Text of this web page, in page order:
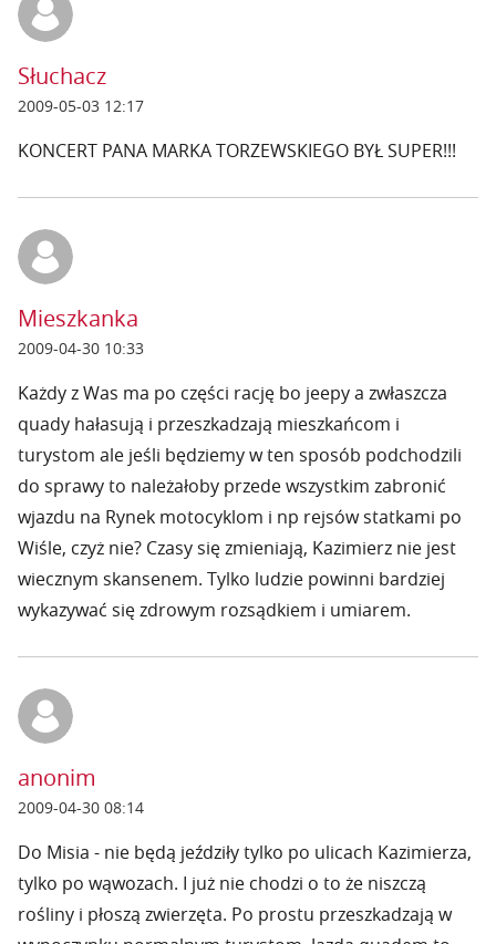
Słuchacz
2009-05-03 12:17
KONCERT PANA MARKA TORZEWSKIEGO BYŁ SUPER!!!
Mieszkanka
2009-04-30 10:33
Każdy z Was ma po części rację bo jeepy a zwłaszcza
quady hałasują i przeszkadzają mieszkańcom i
turystom ale jeśli będziemy w ten sposób podchodzili
do sprawy to należałoby przede wszystkim zabronić
wjazdu na Rynek motocyklom i np rejsów statkami po
Wiśle, czyż nie? Czasy się zmieniają, Kazimierz nie jest
wiecznym skansenem. Tylko ludzie powinni bardziej
wykazywać się zdrowym rozsądkiem i umiarem.
anonim
2009-04-30 08:14
Do Misia - nie będą jeździły tylko po ulicach Kazimierza,
tylko po wąwozach. I już nie chodzi o to że niszczą
rośliny i płoszą zwierzęta. Po prostu przeszkadzają w